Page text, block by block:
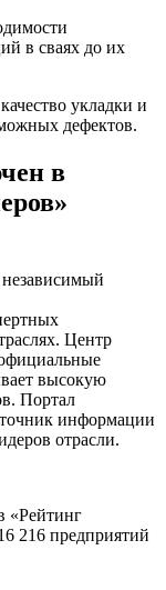
в сваях до их
укладки и
дефектов.
в
независимый
Центр
высокую
Портал
информации
отрасли.
216 предприятий